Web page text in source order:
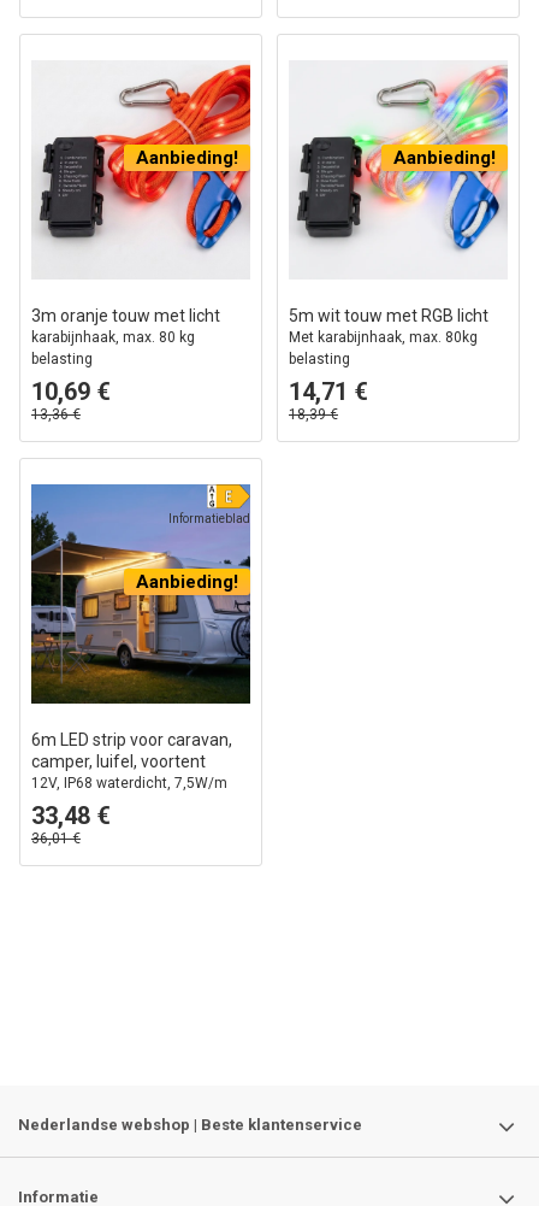
Aanbieding!
3m oranje touw met licht
karabijnhaak, max. 80 kg
belasting
10,69 €
13,36 €
Aanbieding!
5m wit touw met RGB licht
Met karabijnhaak, max. 80kg
belasting
14,71 €
18,39 €
Informatieblad
Aanbieding!
6m LED strip voor caravan,
camper, luifel, voortent
12V, IP68 waterdicht, 7,5W/m
33,48 €
36,01 €
Nederlandse webshop | Beste klantenservice
Informatie